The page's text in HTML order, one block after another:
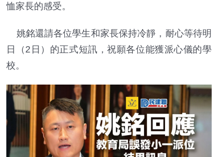
恤家長的感受。
姚銘還請各位學生和家長保持冷靜，耐心等待明
日（2日）的正式短訊，祝願各位能獲派心儀的學
校。